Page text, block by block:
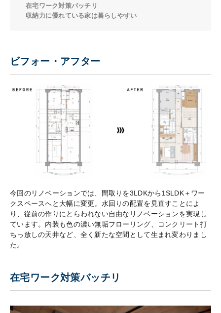
在宅ワーク対策バッチリ
収納力に優れている家は暮らしやすい
ビフォー・アフター
今回のリノベーションでは、間取りを3LDKから1SLDK＋ワー
クスペースへと大幅に変更。水回りの配置を見直すことによ
り、従前の作りにとらわれない自由なリノベーションを実現し
ています。内装も色の濃い無垢フローリング、コンクリート打
ちっ放しの天井など、全く新たな空間として生まれ変わりまし
た。
在宅ワーク対策バッチリ